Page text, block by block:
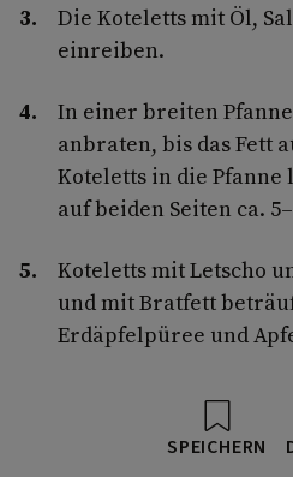
Die Koteletts mit Öl,
einreiben.
In einer breiten
anbraten, bis das Fett
Koteletts in die Pfanne
auf beiden Seiten ca.
Koteletts mit Letscho
und mit Bratfett
Erdäpfelpüree und
SPEICHERN